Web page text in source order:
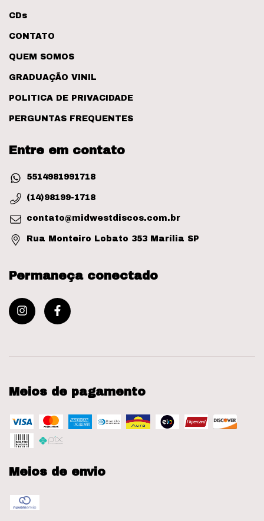
CDs
CONTATO
QUEM SOMOS
GRADUAÇÃO VINIL
POLITICA DE PRIVACIDADE
PERGUNTAS FREQUENTES
Entre em contato
5514981991718
(14)98199-1718
contato@midwestdiscos.com.br
Rua Monteiro Lobato 353 Marília SP
Permaneça conectado
Meios de pagamento
Meios de envio